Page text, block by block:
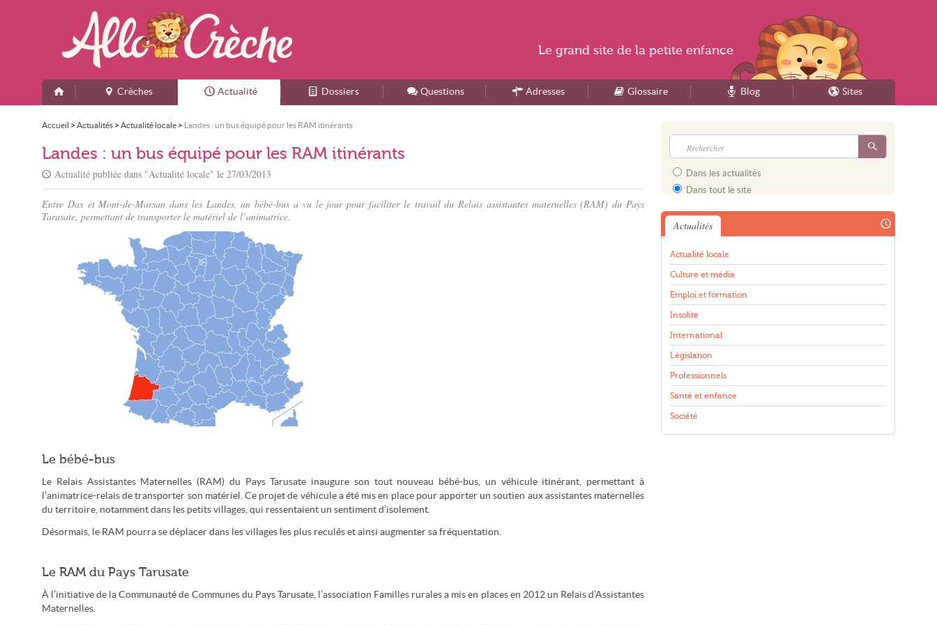
Accueil
Crèches Actualité Dossiers Questions Adresses Glossaire Blog Sites
Accueil > Actualités > Actualité locale > Landes : un bus équipé pour les RAM itinérants
Landes : un bus équipé pour les RAM itinérants
Actualité publiée dans "Actualité locale" le 27/03/2013
Entre Dax et Mont-de-Marsan dans les Landes, un bébé-bus a vu le jour pour faciliter le travail du Relais assistantes maternelles (RAM) du Pays
Tarusate, permettant de transporter le matériel de l’animatrice.
Le bébé-bus
Le Relais Assistantes Maternelles (RAM) du Pays Tarusate inaugure son tout nouveau bébé-bus, un véhicule itinérant, permettant à
l’animatrice-relais de transporter son matériel. Ce projet de véhicule a été mis en place pour apporter un soutien aux assistantes maternelles
du territoire, notamment dans les petits villages, qui ressentaient un sentiment d’isolement.
Désormais, le RAM pourra se déplacer dans les villages les plus reculés et ainsi augmenter sa fréquentation.
Le RAM du Pays Tarusate
À l’initiative de la Communauté de Communes du Pays Tarusate, l’association Familles rurales a mis en places en 2012 un Relais d’Assistantes
Maternelles.
Dans les actualités
Dans tout le site
Actualités
Actualité locale
Culture et média
Emploi et formation
Insolite
International
Législation
Professionnels
Santé et enfance
Société
Le grand site de la petite enfance